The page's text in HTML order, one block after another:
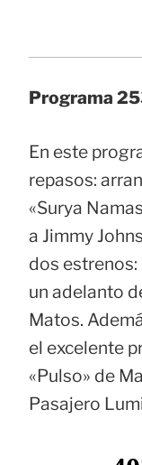
Programa
En este
repasos:
«Surya
a Jimmy
dos estrenos:
un adelanto
Matos.
el excelente
«Pulso» de
Pasajero